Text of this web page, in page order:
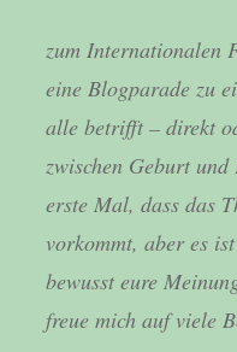
zum Internationalen
eine Blogparade zu
alle betrifft – direkt
zwischen Geburt
erste Mal, dass das
vorkommt, aber es
bewusst eure
freue mich auf viele